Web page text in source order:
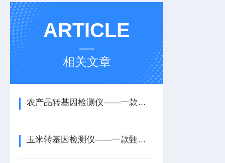
ARTICLE
相关文章
农产品转基因检测仪——一款可靠保障的转基因的快速检测仪2026+派+送
玉米转基因检测仪——一款甄别种子真伪的水稻转基因检测仪2026+派+送